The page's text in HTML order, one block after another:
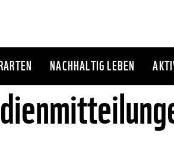
NACHHALTIG LEBEN